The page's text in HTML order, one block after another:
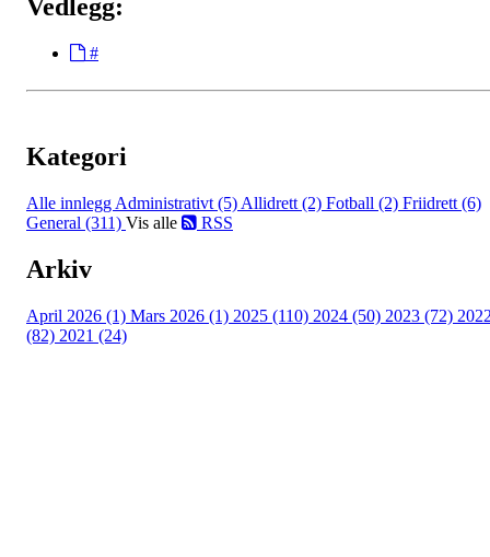
Vedlegg:
#
Kategori
Alle innlegg Administrativt (5) Allidrett (2) Fotball (2) Friidrett (6)
General (311) Vis alle RSS
Arkiv
April 2026 (1) Mars 2026 (1) 2025 (110) 2024 (50) 2023 (72)
(82) 2021 (24)